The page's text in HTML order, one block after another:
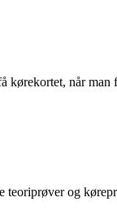
kørekortet, når
og